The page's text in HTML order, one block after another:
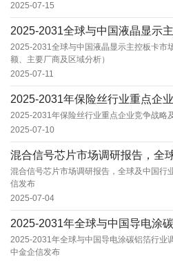
2025-07-15
2025-2031全球与中国液晶显示主控板卡市
额、主要厂商及区域分析）
2025-07-11
2025-2031年保险丝行业重点企业竞争战略
2025-07-10
混合信号芯片市场调研报告，全球及中国行
信发布
2025-07-04
2025-2031年全球与中国导电涂碳铝箔行业
中金企信发布